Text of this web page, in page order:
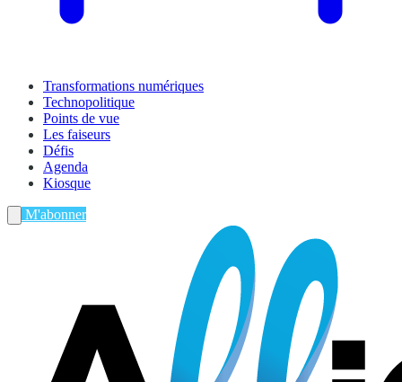
Transformations numériques
Technopolitique
Points de vue
Les faiseurs
Défis
Agenda
Kiosque
M'abonner